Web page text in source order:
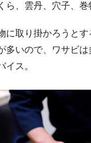
ら、雲丹、穴子、巻
に取り掛かろうと
多いので、ワサビ
イス。